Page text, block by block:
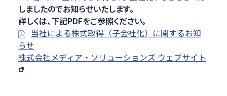
しましたのでお知らせいたします。
詳しくは、下記PDFをご参照ください。
当社による株式取得（子会社化）に関するお知
らせ
株式会社メディア・ソリューションズ ウェブサイト